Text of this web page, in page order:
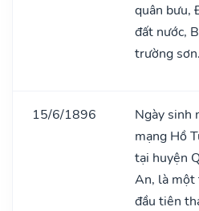
quân bưu,
đất nước,
trường
15/6/1896
Ngày sinh
mạng Hồ
tại huyện
An, là một
đầu tiên